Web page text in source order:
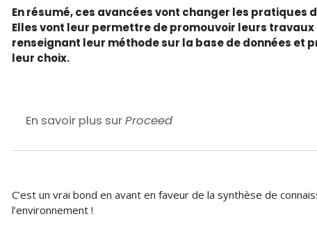
En résumé,ces avancéesvont changer les pratiques
Elles vont leur permettre de promouvoir leurs travaux
renseignant leur méthode sur la base de données et
leur choix.
En savoir plus surProceed
C’est un vrai bond en avantenfaveurde la synthèse de
l’environnement !